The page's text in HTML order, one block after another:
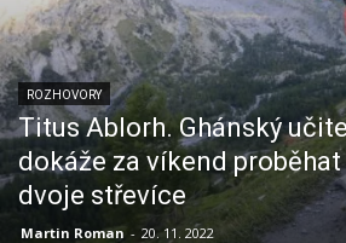
ROZHOVORY
Titus Ablorh. Ghánský
dokáže za víkend
dvoje střevíce
Martin Roman - 20. 11. 2022